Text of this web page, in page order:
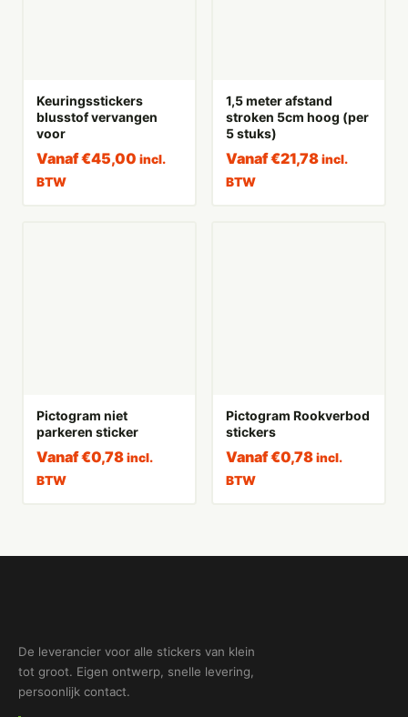
Keuringsstickers
blusstof vervangen
voor
Vanaf€45,00 incl.
BTW
1,5 meter afstand
stroken 5cm hoog (per
5 stuks)
Vanaf€21,78 incl.
BTW
Pictogram niet
parkeren sticker
Vanaf€0,78 incl.
BTW
Pictogram Rookverbod
stickers
Vanaf€0,78 incl.
BTW
De leverancier voor alle stickers van klein
tot groot. Eigen ontwerp, snelle levering,
persoonlijk contact.